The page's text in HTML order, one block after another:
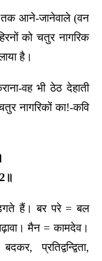
तक आने-जानेवाले (वन
को चतुर नागरिक
है।
वह भी ठेठ देहाती
नागरिकों का!-कवि
हैं। बर परे = बल
मैन = कामदेव।
प्रतिद्वन्द्विता,